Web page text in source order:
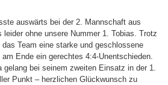
auswärts bei der 2. Mannschaft aus
ohne unsere Nummer 1. Tobias. Trotz
Team eine starke und geschlossene
Ende ein gerechtes 4:4-Unentschieden.
gelang bei seinem zweiten Einsatz in der 1.
Punkt – herzlichen Glückwunsch zu